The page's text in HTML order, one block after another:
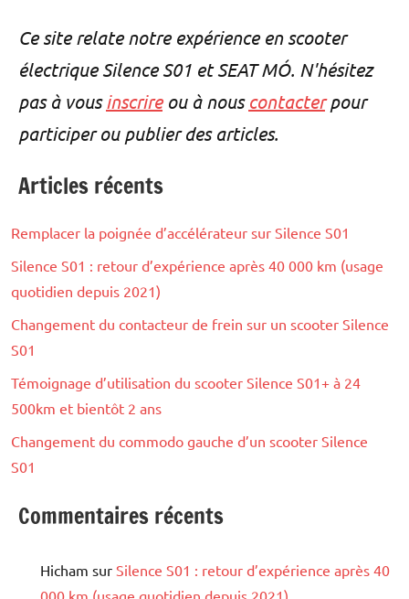
Ce site relate notre expérience en scooter
électrique Silence S01 et SEAT MÓ. N'hésitez
pas à vousinscrireou à nous contacterpour
participer ou publier des articles.
Articles récents
Remplacer la poignée d’accélérateur sur Silence S01
Silence S01 : retour d’expérience après 40 000 km (usage
quotidien depuis 2021)
Changement du contacteur de frein sur un scooter Silence
S01
Témoignage d’utilisation du scooter Silence S01+ à 24
500km et bientôt 2 ans
Changement du commodo gauche d’un scooter Silence
S01
Commentaires récents
Hicham sur Silence S01 : retour d’expérience après 40